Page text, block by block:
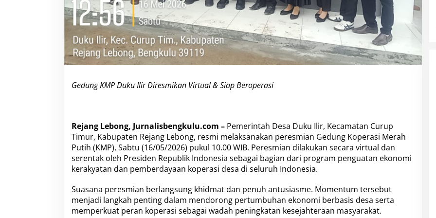
a
&
S
i
a
p
B
r
a
s
Gedung KMP Duku Ilir Diresmikan Virtual & Siap Beroperasi
Rejang Lebong, Jurnalisbengkulu.com – Pemerintah Desa Duku Ilir, Kecamatan Curup
Timur, Kabupaten Rejang Lebong, resmi melaksanakan peresmian Gedung Koperasi Merah
Putih (KMP), Sabtu (16/05/2026) pukul 10.00 WIB. Peresmian dilakukan secara virtual dan
serentak oleh Presiden Republik Indonesia sebagai bagian dari program penguatan ekonomi
kerakyatan dan pemberdayaan koperasi desa di seluruh Indonesia.
Suasana peresmian berlangsung khidmat dan penuh antusiasme. Momentum tersebut
menjadi langkah penting dalam mendorong pertumbuhan ekonomi berbasis desa serta
memperkuat peran koperasi sebagai wadah peningkatan kesejahteraan masyarakat.